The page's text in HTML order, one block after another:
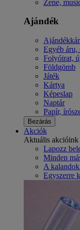
Zene,
Ajándék
Egyéb áru,
Folyóirat,
Földgömb
Játék
Kártya
Képeslap
Naptár
Papír,
Bezárás
Akciók
Aktuális akcióink
Lapozz
Minden
A
Egyszerre